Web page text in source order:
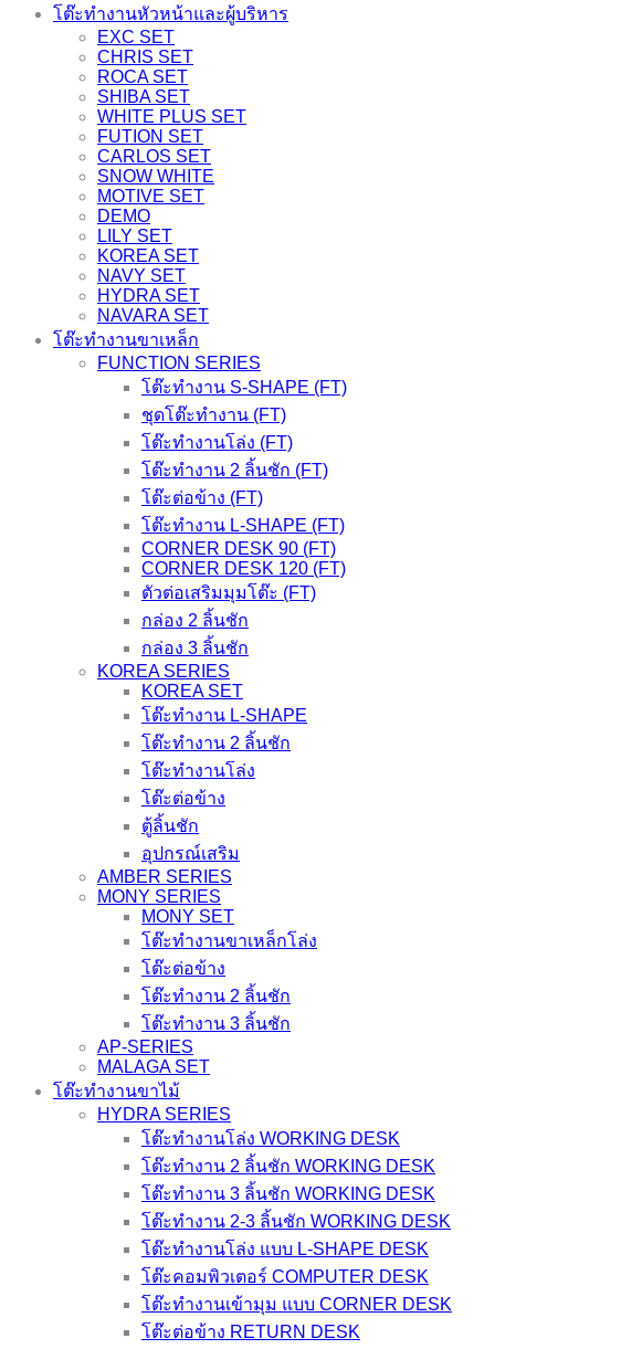
โต๊ะทำงานหัวหน้าและผู้บริหาร
EXC SET
CHRIS SET
ROCA SET
SHIBA SET
WHITE PLUS SET
FUTION SET
CARLOS SET
SNOW WHITE
MOTIVE SET
DEMO
LILY SET
KOREA SET
NAVY SET
HYDRA SET
NAVARA SET
โต๊ะทำงานขาเหล็ก
FUNCTION SERIES
โต๊ะทำงาน S-SHAPE (FT)
ชุดโต๊ะทำงาน (FT)
โต๊ะทำงานโล่ง (FT)
โต๊ะทำงาน 2 ลิ้นชัก (FT)
โต๊ะต่อข้าง (FT)
โต๊ะทำงาน L-SHAPE (FT)
CORNER DESK 90 (FT)
CORNER DESK 120 (FT)
ตัวต่อเสริมมุมโต๊ะ (FT)
กล่อง 2 ลิ้นชัก
กล่อง 3 ลิ้นชัก
KOREA SERIES
KOREA SET
โต๊ะทำงาน L-SHAPE
โต๊ะทำงาน 2 ลิ้นชัก
โต๊ะทำงานโล่ง
โต๊ะต่อข้าง
ตู้ลิ้นชัก
อุปกรณ์เสริม
AMBER SERIES
MONY SERIES
MONY SET
โต๊ะทำงานขาเหล็กโล่ง
โต๊ะต่อข้าง
โต๊ะทำงาน 2 ลิ้นชัก
โต๊ะทำงาน 3 ลิ้นชัก
AP-SERIES
MALAGA SET
โต๊ะทำงานขาไม้
HYDRA SERIES
โต๊ะทำงานโล่ง WORKING DESK
โต๊ะทำงาน 2 ลิ้นชัก WORKING DESK
โต๊ะทำงาน 3 ลิ้นชัก WORKING DESK
โต๊ะทำงาน 2-3 ลิ้นชัก WORKING DESK
โต๊ะทำงานโล่ง แบบ L-SHAPE DESK
โต๊ะคอมพิวเตอร์ COMPUTER DESK
โต๊ะทำงานเข้ามุม แบบ CORNER DESK
โต๊ะต่อข้าง RETURN DESK